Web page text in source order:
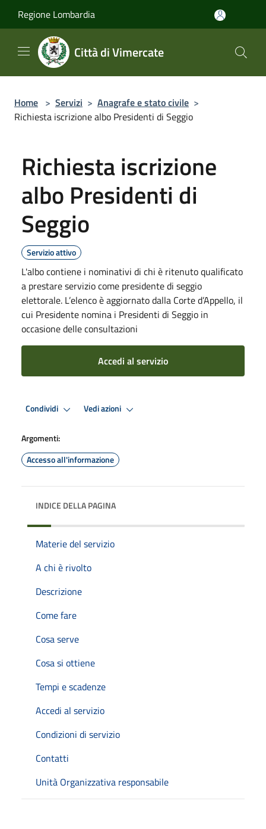
Regione Lombardia
Città di Vimercate
Home > Servizi > Anagrafe e stato civile >
Richiesta iscrizione albo Presidenti di Seggio
Richiesta iscrizione
albo Presidenti di
Seggio
Servizio attivo
L'albo contiene i nominativi di chi è ritenuto qualificato
a prestare servizio come presidente di seggio
elettorale. L’elenco è aggiornato dalla Corte d’Appello, il
cui Presidente nomina i Presidenti di Seggio in
occasione delle consultazioni
Accedi al servizio
Condividi Vedi azioni
Argomenti:
Accesso all'informazione
INDICE DELLA PAGINA
Materie del servizio
A chi è rivolto
Descrizione
Come fare
Cosa serve
Cosa si ottiene
Tempi e scadenze
Accedi al servizio
Condizioni di servizio
Contatti
Unità Organizzativa responsabile